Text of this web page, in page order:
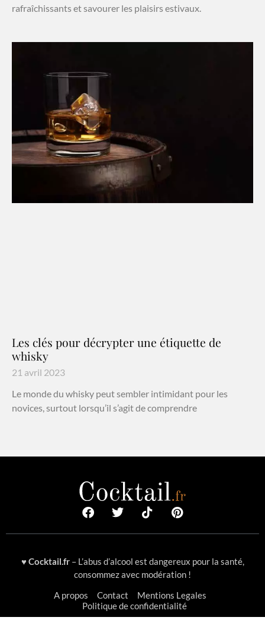
rafraîchissants et savourer les plaisirs estivaux.
Les clés pour décrypter une étiquette de
whisky
21 avril 2023
Le monde du whisky peut sembler intimidant pour les
novices, surtout lorsqu’il s’agit de comprendre
♥ Cocktail.fr– L’abus d’alcool est dangereux pour la santé,
consommez avec modération !
A propos
Contact
Mentions Legales
Politique de confidentialité